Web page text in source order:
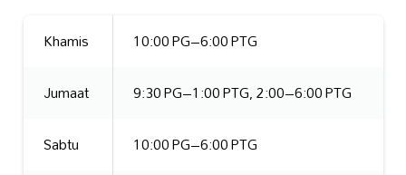
Khamis
10:00 PG–6:00 PTG
Jumaat
9:30 PG–1:00 PTG, 2:00–6:00 PTG
Sabtu
10:00 PG–6:00 PTG